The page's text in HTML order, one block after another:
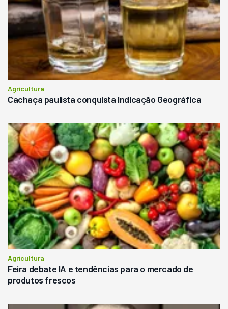
Agricultura
Cachaça paulista conquista Indicação Geográfica
Agricultura
Feira debate IA e tendências para o mercado de
produtos frescos